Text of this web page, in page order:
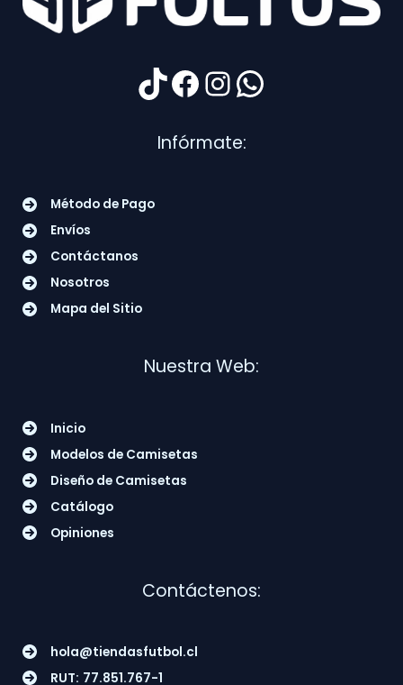
TikTok
Facebook
Instagram
WhatsApp
Infórmate:
Método de Pago
Envíos
Contáctanos
Nosotros
Mapa del Sitio
Nuestra Web:
Inicio
Modelos de Camisetas
Diseño de Camisetas
Catálogo
Opiniones
Contáctenos:
hola@tiendasfutbol.cl
RUT: 77.851.767-1